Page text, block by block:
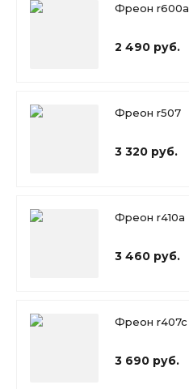
Фреон r600a
2 490 руб.
Фреон r507
3 320 руб.
Фреон r410a
3 460 руб.
Фреон r407c
3 690 руб.